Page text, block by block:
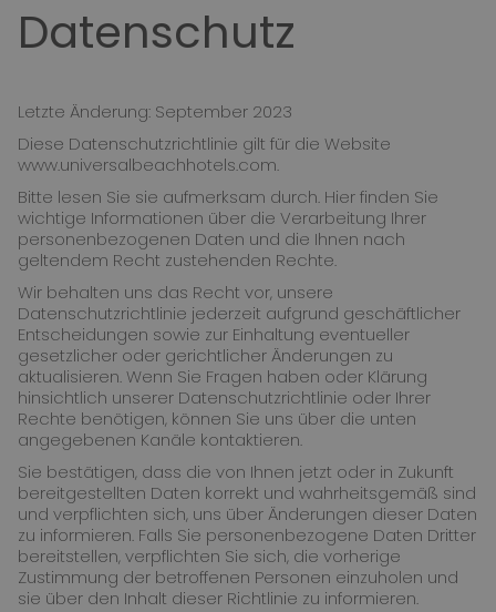
Datenschutz
Letzte Änderung: September 2023
Diese Datenschutzrichtlinie gilt für die Website
www.universalbeachhotels.com.
Bitte lesen Sie sie aufmerksam durch. Hier finden Sie
wichtige Informationen über die Verarbeitung Ihrer
personenbezogenen Daten und die Ihnen nach
geltendem Recht zustehenden Rechte.
Wir behalten uns das Recht vor, unsere
Datenschutzrichtlinie jederzeit aufgrund geschäftlicher
Entscheidungen sowie zur Einhaltung eventueller
gesetzlicher oder gerichtlicher Änderungen zu
aktualisieren. Wenn Sie Fragen haben oder Klärung
hinsichtlich unserer Datenschutzrichtlinie oder Ihrer
Rechte benötigen, können Sie uns über die unten
angegebenen Kanäle kontaktieren.
Sie bestätigen, dass die von Ihnen jetzt oder in Zukunft
bereitgestellten Daten korrekt und wahrheitsgemäß sind
und verpflichten sich, uns über Änderungen dieser Daten
zu informieren. Falls Sie personenbezogene Daten Dritter
bereitstellen, verpflichten Sie sich, die vorherige
Zustimmung der betroffenen Personen einzuholen und
sie über den Inhalt dieser Richtlinie zu informieren.